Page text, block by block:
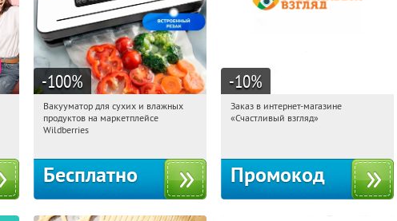
-100%
21:33:21 Получили:180
Россия
Вакууматор для сухих и влажных
продуктов на маркетплейсе
Wildberries
Бесплатно
-10%
21:33:21
Получи первым!
Заказ в интернет-магазине
«Счастливый взгляд»
Промокод